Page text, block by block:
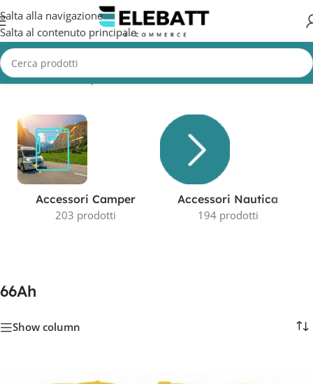
Salta alla navigazione
Salta al contenuto principale
Home/Prodotto Capacità in AH/66AhVisualizzazione di 2 risultati
Accessori Camper
203 prodotti
Accessori Nautica
194 prodotti
66Ah
Show column